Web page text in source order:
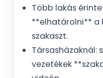
Több lakás
**elhatárolni** a
szakaszt.
Társasházaknál:
vezetékek